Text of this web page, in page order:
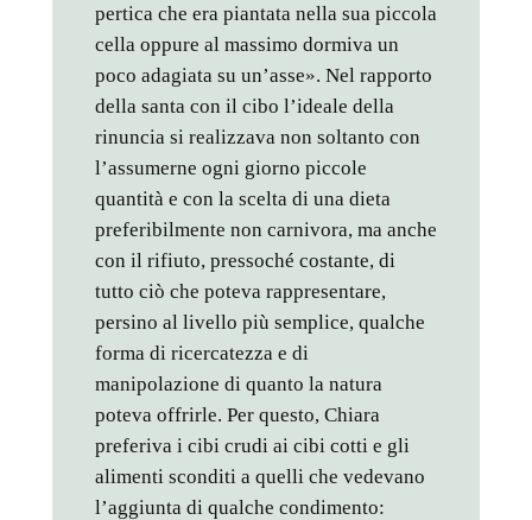
pertica che era piantata nella sua piccola
cella oppure al massimo dormiva un
poco adagiata su un’asse». Nel rapporto
della santa con il cibo l’ideale della
rinuncia si realizzava non soltanto con
l’assumerne ogni giorno piccole
quantità e con la scelta di una dieta
preferibilmente non carnivora, ma anche
con il rifiuto, pressoché costante, di
tutto ciò che poteva rappresentare,
persino al livello più semplice, qualche
forma di ricercatezza e di
manipolazione di quanto la natura
poteva offrirle. Per questo, Chiara
preferiva i cibi crudi ai cibi cotti e gli
alimenti sconditi a quelli che vedevano
l’aggiunta di qualche condimento: